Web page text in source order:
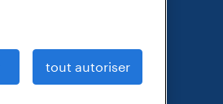
tout autoriser